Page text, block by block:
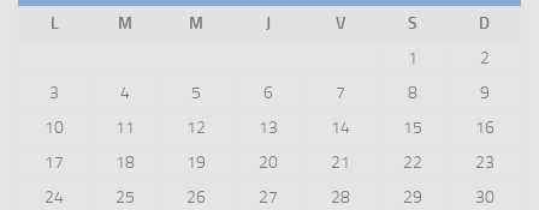
L
M M J V S
D
1
2
3
4 5 6 7 8
9
10
11 12 13 14 15
16
17
18 19 20 21 22
23
24
25 26 27 28 29
30